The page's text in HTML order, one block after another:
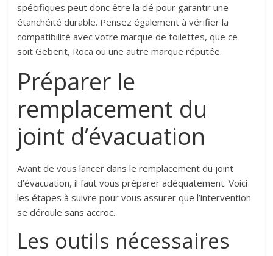
spécifiques peut donc être la clé pour garantir une
étanchéité durable. Pensez également à vérifier la
compatibilité avec votre marque de toilettes, que ce
soit Geberit, Roca ou une autre marque réputée.
Préparer le
remplacement du
joint d’évacuation
Avant de vous lancer dans le remplacement du joint
d’évacuation, il faut vous préparer adéquatement. Voici
les étapes à suivre pour vous assurer que l’intervention
se déroule sans accroc.
Les outils nécessaires